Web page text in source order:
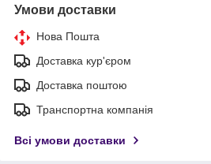
Умови доставки
Нова Пошта
Доставка кур'єром
Доставка поштою
Транспортна компанія
Всі умови доставки